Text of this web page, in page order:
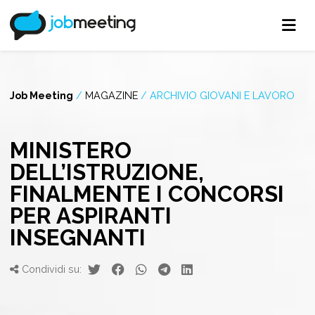
Job Meeting / MAGAZINE / ARCHIVIO GIOVANI E LAVORO
MINISTERO
DELL’ISTRUZIONE,
FINALMENTE I CONCORSI
PER ASPIRANTI
INSEGNANTI
Condividi su: